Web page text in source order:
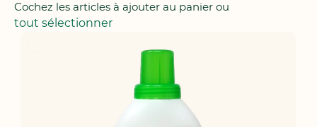
Cochez les articles à ajouter au panier ou
tout sélectionner